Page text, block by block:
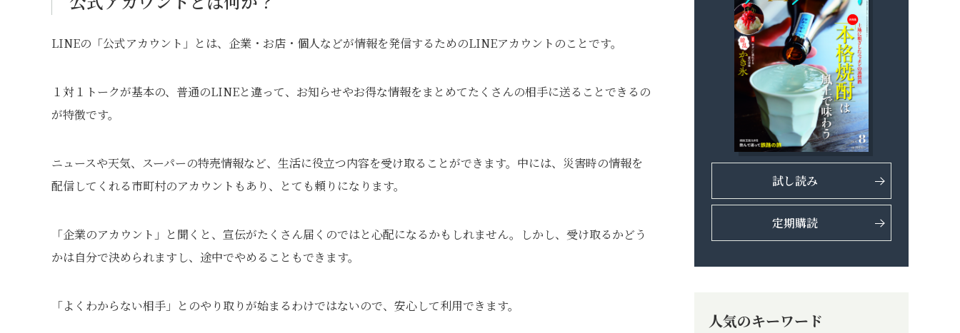
LINEの「公式アカウント」とは、企業・お店・個人などが情報を発信するためのLINEアカウントのことです。
１対１トークが基本の、普通のLINEと違って、お知らせやお得な情報をまとめてたくさんの相手に送ることできるの
が特徴です。
ニュースや天気、スーパーの特売情報など、生活に役立つ内容を受け取ることができます。中には、災害時の情報を
配信してくれる市町村のアカウントもあり、とても頼りになります。
「企業のアカウント」と聞くと、宣伝がたくさん届くのではと心配になるかもしれません。しかし、受け取るかどう
かは自分で決められますし、途中でやめることもできます。
「よくわからない相手」とのやり取りが始まるわけではないので、安心して利用できます。
試し読み
定期購読
人気のキーワード